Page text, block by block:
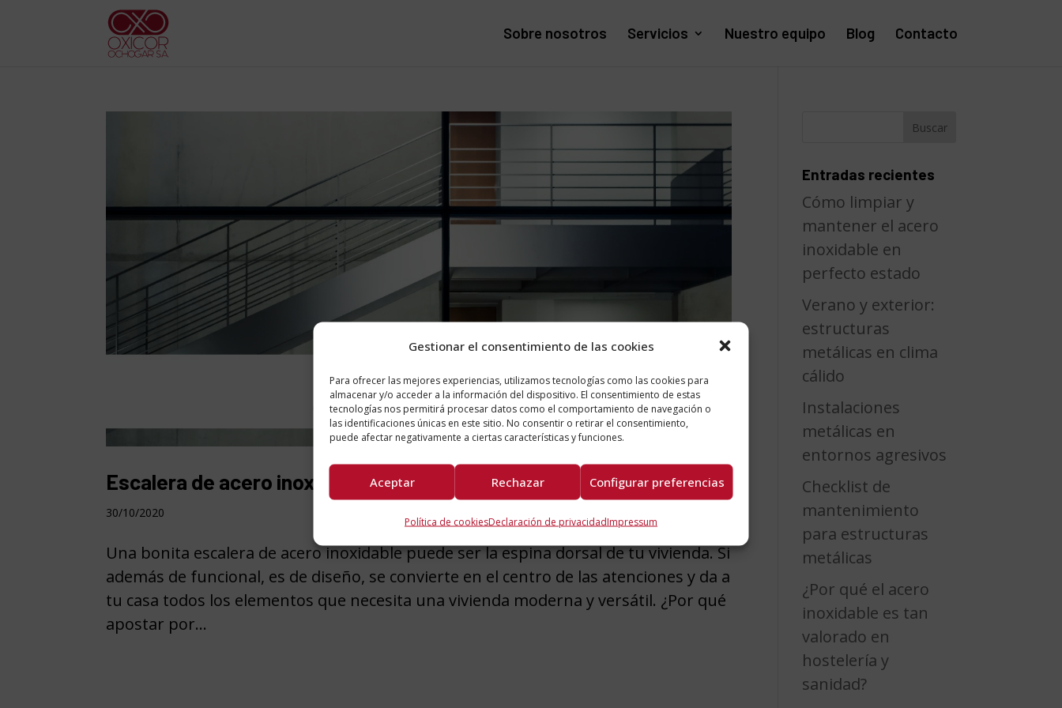
Gestionar el consentimiento de las cookies
Para ofrecer las mejores experiencias, utilizamos tecnologías como las cookies para
almacenar y/o acceder a la información del dispositivo. El consentimiento de estas
tecnologías nos permitirá procesar datos como el comportamiento de navegación o
las identificaciones únicas en este sitio. No consentir o retirar el consentimiento,
puede afectar negativamente a ciertas características y funciones.
Aceptar Rechazar Configurar preferencias
Política de cookiesDeclaración de privacidadImpressum
Sobre nosotros Servicios Nuestro equipo Blog Contacto
Escalera de acero inoxidable
30/10/2020
Una bonita escalera de acero inoxidable puede ser la espina dorsal de tu vivienda. Si
además de funcional, es de diseño, se convierte en el centro de las atenciones y da a
tu casa todos los elementos que necesita una vivienda moderna y versátil. ¿Por qué
apostar por...
Entradas recientes
Cómo limpiar y
mantener el acero
inoxidable en
perfecto estado
Verano y exterior:
estructuras
metálicas en clima
cálido
Instalaciones
metálicas en
entornos agresivos
Checklist de
mantenimiento
para estructuras
metálicas
¿Por qué el acero
inoxidable es tan
valorado en
hostelería y
sanidad?